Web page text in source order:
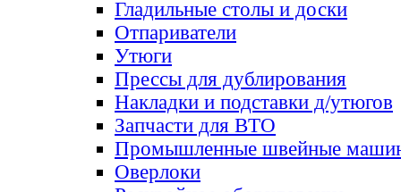
Гладильные столы и доски
Отпариватели
Утюги
Прессы для дублирования
Накладки и подставки д/утюгов
Запчасти для ВТО
Промышленные швейные
Оверлоки